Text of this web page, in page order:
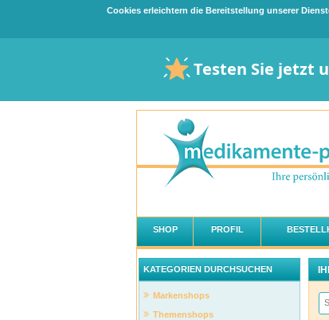
Cookies erleichtern die Bereitstellung unserer
Testen Sie jetzt
SHOP PROFIL
KATEGORIEN DURCHSUCHEN
Markenshops
Themenshops